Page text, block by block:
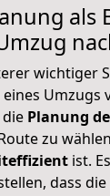
als
wichtiger
Umzugs
Planung
zu
ist.
dass